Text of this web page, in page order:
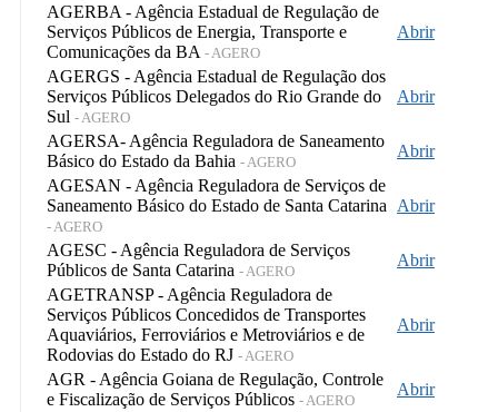
AGERBA - Agência Estadual de Regulação de
Serviços Públicos de Energia, Transporte e
Comunicações da BA - AGERO
Abrir
AGERGS - Agência Estadual de Regulação dos
Serviços Públicos Delegados do Rio Grande do
Sul - AGERO
Abrir
AGERSA- Agência Reguladora de Saneamento
Básico do Estado da Bahia - AGERO
Abrir
AGESAN - Agência Reguladora de Serviços de
Saneamento Básico do Estado de Santa Catarina
- AGERO
Abrir
AGESC - Agência Reguladora de Serviços
Públicos de Santa Catarina - AGERO
Abrir
AGETRANSP - Agência Reguladora de
Serviços Públicos Concedidos de Transportes
Aquaviários, Ferroviários e Metroviários e de
Rodovias do Estado do RJ - AGERO
Abrir
AGR - Agência Goiana de Regulação, Controle
e Fiscalização de Serviços Públicos - AGERO
Abrir